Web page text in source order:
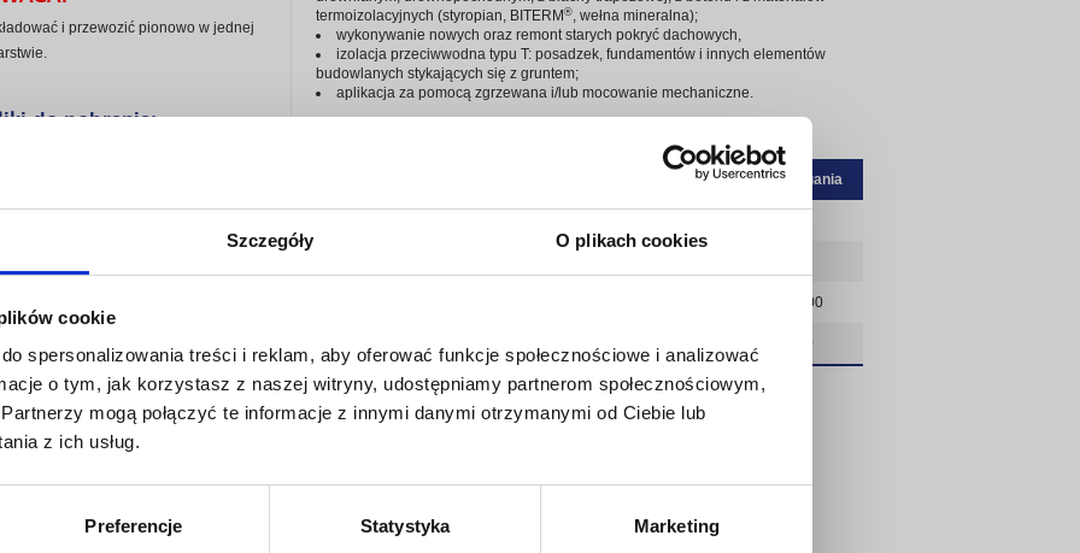
Szczegóły O plikach cookies
cookie
spersonalizowania treści i reklam, aby oferować funkcje społecznościowe i analizować
o tym, jak korzystasz z naszej witryny, udostępniamy partnerom społecznościowym,
mogą połączyć te informacje z innymi danymi otrzymanymi od Ciebie lub
z ich usług.
Preferencje Statystyka Marketing
i przewozić pionowo w jednej
do pobrania:
termoizolacyjnych (styropian, BITERM ®, wełna mineralna);
wykonywanie nowych oraz remont starych pokryć dachowych,
izolacja przeciwwodna typu T: posadzek, fundamentów i innych elementów
budowlanych stykających się z gruntem;
aplikacja za pomocą zgrzewana i/lub mocowanie mechaniczne.
Wymagania
900 / 700
7,5 / 1,0